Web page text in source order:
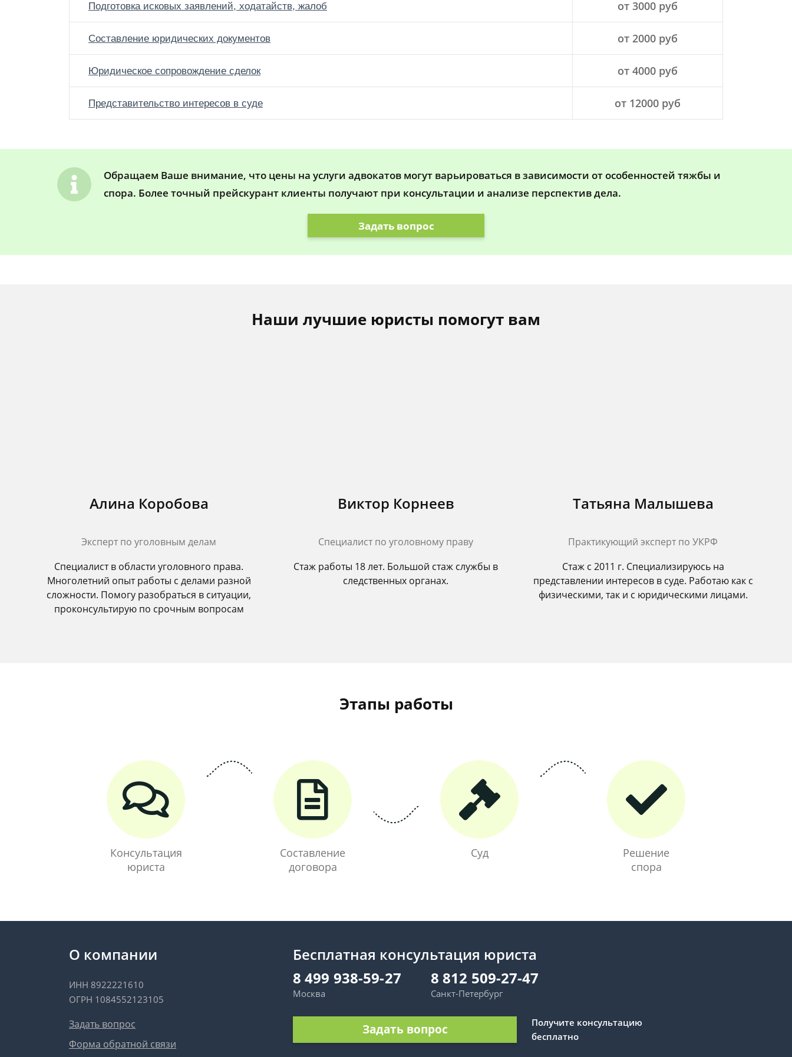
Подготовка исковых заявлений, ходатайств, жалоб от 3000 руб
Составление юридических документов от 2000 руб
Юридическое сопровождение сделок от 4000 руб
Представительство интересов в суде от 12000 руб
Обращаем Ваше внимание, что цены на услуги адвокатов могут варьироваться в зависимости от особенностей тяжбы и
спора. Более точный прейскурант клиенты получают при консультации и анализе перспектив дела.
Задать вопрос
Наши лучшие юристы помогут вам
Алина Коробова
Эксперт по уголовным делам
Специалист в области уголовного права.
Многолетний опыт работы с делами разной
сложности. Помогу разобраться в ситуации,
проконсультирую по срочным вопросам
Виктор Корнеев
Cпециалист по уголовному праву
Стаж работы 18 лет. Большой стаж службы в
следственных органах.
Татьяна Малышева
Практикующий эксперт по УКРФ
Стаж с 2011 г. Специализируюсь на
представлении интересов в суде. Работаю как с
физическими, так и с юридическими лицами.
Этапы работы
Консультация
юриста
Составление
договора
Суд
Решение
спора
О компании
ИНН 8922221610
ОГРН 1084552123105
Задать вопрос
Форма обратной связи
Бесплатная консультация юриста
8 499 938-59-27
Москва
8 812 509-27-47
Санкт-Петербург
Задать вопрос
Получите консультацию
бесплатно